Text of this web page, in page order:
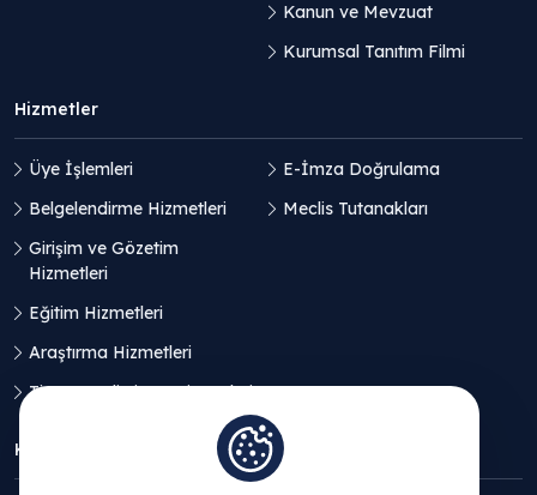
Kanun ve Mevzuat
Kurumsal Tanıtım Filmi
Hizmetler
Üye İşlemleri
Belgelendirme Hizmetleri
Girişim ve Gözetim
Hizmetleri
Eğitim Hizmetleri
Araştırma Hizmetleri
Ticaret Geliştirme Hizmetleri
E-İmza Doğrulama
Meclis Tutanakları
KVKK